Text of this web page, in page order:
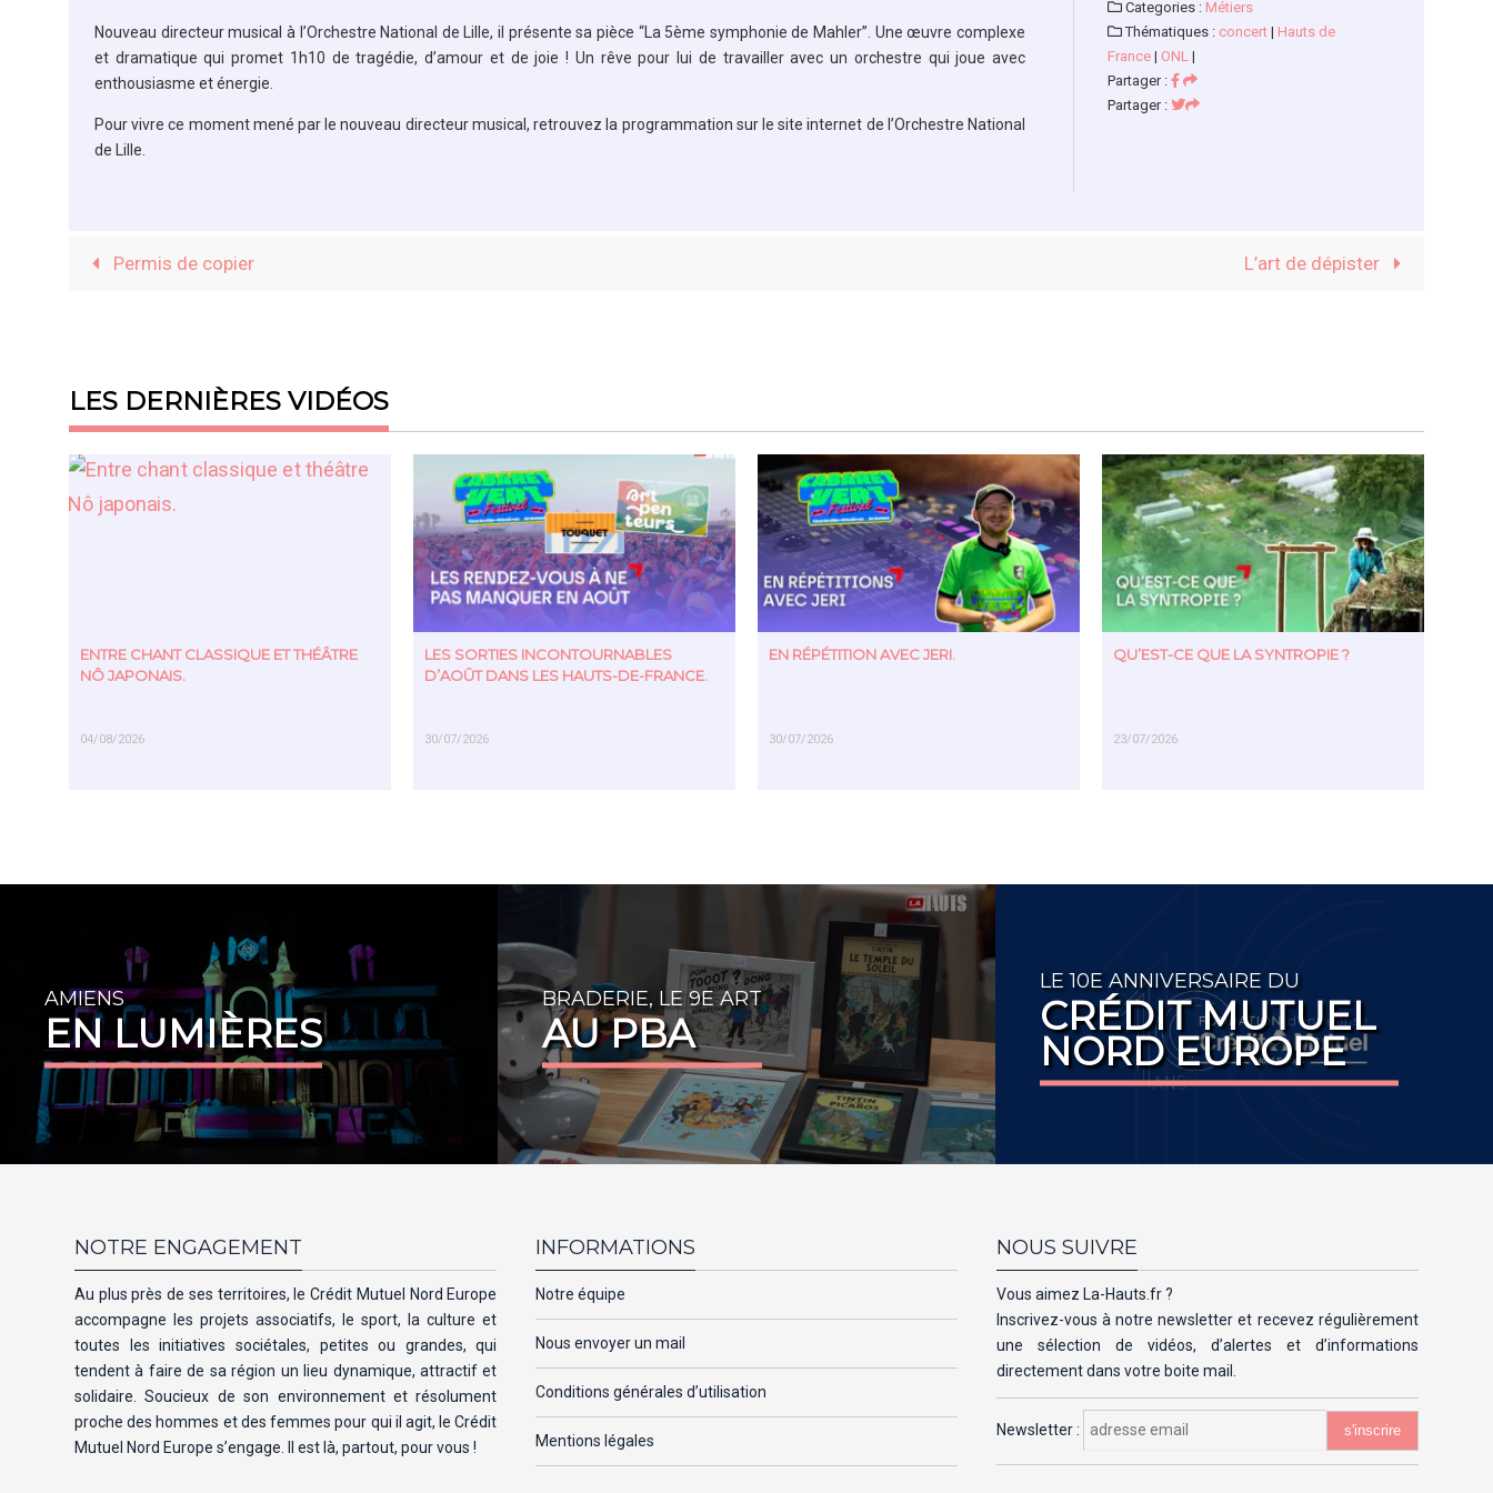
Nouveau directeur musical à l’Orchestre National de Lille, il présente sa pièce “La 5ème symphonie de Mahler”. Une œuvre complexe
et dramatique qui promet 1h10 de tragédie, d’amour et de joie ! Un rêve pour lui de travailler avec un orchestre qui joue avec
enthousiasme et énergie.
Pour vivre ce moment mené par le nouveau directeur musical, retrouvez la programmation sur le site internet de l’Orchestre National
de Lille.
Categories : Métiers
Thématiques : concert | Hauts de
France | ONL |
Partager :
Partager :
Permis de copier L’art de dépister
LES DERNIÈRES VIDÉOS
ENTRE CHANT CLASSIQUE ET THÉÂTRE
NÔ JAPONAIS.
04/08/2026
LES SORTIES INCONTOURNABLES
D’AOÛT DANS LES HAUTS-DE-FRANCE.
30/07/2026
EN RÉPÉTITION AVEC JERI.
30/07/2026
QU’EST-CE QUE LA SYNTROPIE ?
23/07/2026
AMIENS
EN LUMIÈRES
BRADERIE, LE 9E ART
AU PBA
LE 10E ANNIVERSAIRE DU
CRÉDIT MUTUEL
NORD EUROPE
NOTRE ENGAGEMENT
Au plus près de ses territoires, le Crédit Mutuel Nord Europe
accompagne les projets associatifs, le sport, la culture et
toutes les initiatives sociétales, petites ou grandes, qui
tendent à faire de sa région un lieu dynamique, attractif et
solidaire. Soucieux de son environnement et résolument
proche des hommes et des femmes pour qui il agit, le Crédit
Mutuel Nord Europe s’engage. Il est là, partout, pour vous !
INFORMATIONS
Notre équipe
Nous envoyer un mail
Conditions générales d’utilisation
Mentions légales
NOUS SUIVRE
Vous aimez La-Hauts.fr ?
Inscrivez-vous à notre newsletter et recevez régulièrement
une sélection de vidéos, d’alertes et d’informations
directement dans votre boite mail.
Newsletter :